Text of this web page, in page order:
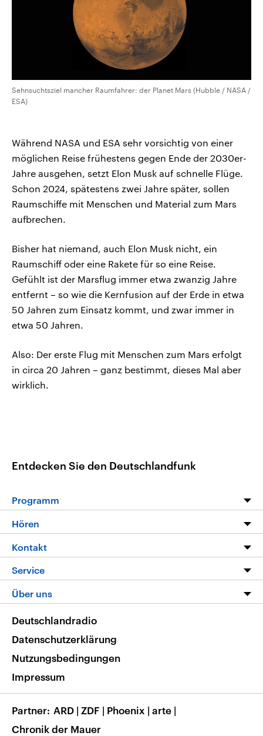
Sehnsuchtsziel mancher Raumfahrer: der Planet Mars (Hubble / NASA /
ESA)
Während NASA und ESA sehr vorsichtig von einer
möglichen Reise frühestens gegen Ende der 2030er-
Jahre ausgehen, setzt Elon Musk auf schnelle Flüge.
Schon 2024, spätestens zwei Jahre später, sollen
Raumschiffe mit Menschen und Material zum Mars
aufbrechen.
Bisher hat niemand, auch Elon Musk nicht, ein
Raumschiff oder eine Rakete für so eine Reise.
Gefühlt ist der Marsflug immer etwa zwanzig Jahre
entfernt – so wie die Kernfusion auf der Erde in etwa
50 Jahren zum Einsatz kommt, und zwar immer in
etwa 50 Jahren.
Also: Der erste Flug mit Menschen zum Mars erfolgt
in circa 20 Jahren – ganz bestimmt, dieses Mal aber
wirklich.
Entdecken Sie den Deutschlandfunk
Programm
Die Nachrichten
Nachrichtenleicht
Neue Beiträge auf dlf.de
Hören
Livestream
Podcasts
Deutschlandfunk App
Nachrichten App
Frequenzen
Kontakt
Hörerservice
Service
FAQ
Veranstaltungen
Musikliste
RSS
Über uns
Barrierefreiheit
Deutschlandradio
Datenschutzerklärung
Nutzungsbedingungen
Impressum
Partner ARD | ZDF | Phoenix | arte |
Chronik der Mauer